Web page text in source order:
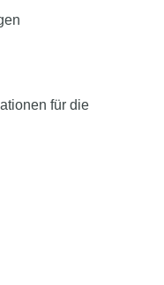
für die